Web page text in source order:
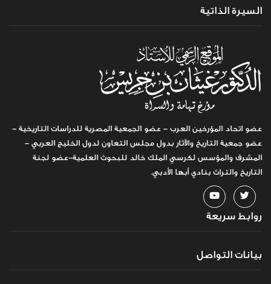
السيرة الذاتية
عضو اتحاد المؤرخين العرب - عضو الجمعية المصرية للدراسات التاريخية -
عضو جمعية التاريخ والآثار بدول مجلس التعاون لدول الخليج العربي -
المشرف والمؤسس لكرسي الملك خالد للبحوث العلمية-عضو لجنة
التاريخ والتراث بنادي أبها الأدبي.
روابط سريعة
بيانات التواصل